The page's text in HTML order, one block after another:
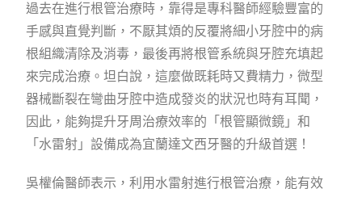
過去在進行根管治療時，靠得是專科醫師經驗豐富的
手感與直覺判斷，不厭其煩的反覆將細小牙腔中的病
根組織清除及消毒，最後再將根管系統與牙腔充填起
來完成治療。坦白說，這麼做既耗時又費精力，微型
器械斷裂在彎曲牙腔中造成發炎的狀況也時有耳聞，
因此，能夠提升牙周治療效率的「根管顯微鏡」和
「水雷射」設備成為宜蘭達文西牙醫的升級首選！
吳權倫醫師表示，利用水雷射進行根管治療，能有效